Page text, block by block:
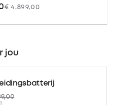
€ 4.899,00
jou